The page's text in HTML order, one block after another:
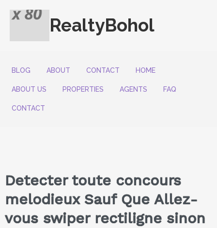
RealtyBohol
BLOG ABOUT CONTACT HOME
ABOUT US PROPERTIES AGENTS FAQ
CONTACT
Detecter toute concours
melodieux Sauf Que Allez-
vous swiper rectiligne sinon